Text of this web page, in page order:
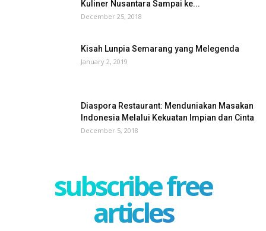
Kuliner Nusantara Sampai ke...
December 25, 2018
Kisah Lunpia Semarang yang Melegenda
January 2, 2019
Diaspora Restaurant: Menduniakan Masakan
Indonesia Melalui Kekuatan Impian dan Cinta
December 5, 2018
subscribe free
articles